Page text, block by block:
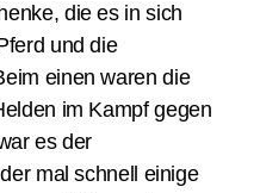
die es in sich
und die
einen waren die
im Kampf gegen
es der
mal schnell einige